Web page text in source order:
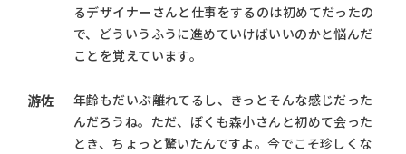
るデザイナーさんと仕事をするのは初めてだったの
で、どういうふうに進めていけばいいのかと悩んだ
ことを覚えています。
游佐
年齢もだいぶ離れてるし、きっとそんな感じだった
んだろうね。ただ、ぼくも森小さんと初めて会った
とき、ちょっと驚いたんですよ。今でこそ珍しくな